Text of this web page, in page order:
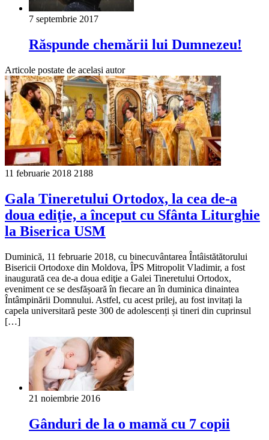
7 septembrie 2017
Răspunde chemării lui Dumnezeu!
Articole postate de același autor
11 februarie 2018 2188
Gala Tineretului Ortodox, la cea de-a
doua ediţie, a început cu Sfânta Liturghie
la Biserica USM
Duminică, 11 februarie 2018, cu binecuvântarea Întâistătătorului
Bisericii Ortodoxe din Moldova, ÎPS Mitropolit Vladimir, a fost
inaugurată cea de-a doua ediţie a Galei Tineretului Ortodox,
eveniment ce se desfășoară în fiecare an în duminica dinaintea
Întâmpinării Domnului. Astfel, cu acest prilej, au fost invitați la
capela universitară peste 300 de adolescenți și tineri din cuprinsul
[…]
21 noiembrie 2016
Gânduri de la o mamă cu 7 copii